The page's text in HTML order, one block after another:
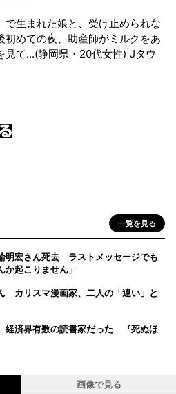
で生まれた娘と、受け止められな
初めての夜、助産師がミルクをあ
見て...(静岡県・20代女性)|Jタウ
一覧を見る
明宏さん死去 ラストメッセージでも
起こりません」
カリスマ漫画家、二人の「違い」と
経済界有数の読書家だった 『死ぬほ
画像で見る